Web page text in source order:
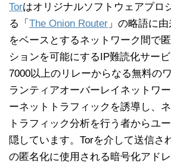
Torはオリジナルソフトウェアプロ
る「 The Onion Router 」の略語に
をベースとするネットワーク間で
ションを可能にするIP難読化サービ
7000以上のリレーからなる無料の
ランティアオーバーレイネットワ
ーネットトラフィックを誘導し、
トラフィック分析を行う者からユ
隠しています。Torを介して送信さ
の匿名化に使用される暗号化アド